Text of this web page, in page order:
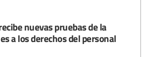
nuevas pruebas de la
a los derechos del personal